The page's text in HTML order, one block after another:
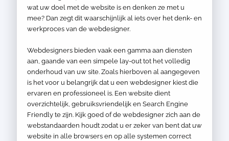
wat uw doel met de website is en denken ze met u
mee? Dan zegt dit waarschijnlijk al iets over het denk- en
werkproces van de webdesigner.
Webdesigners bieden vaak een gamma aan diensten
aan, gaande van een simpele lay-out tot het volledig
onderhoud van uw site. Zoals hierboven al aangegeven
is het voor u belangrijk dat u een webdesigner kiest die
ervaren en professioneel is. Een website dient
overzichtelijk, gebruiksvriendelijk en Search Engine
Friendly te zijn. Kijk goed of de webdesigner zich aan de
webstandaarden houdt zodat u er zeker van bent dat uw
website in alle browsers en op alle systemen correct